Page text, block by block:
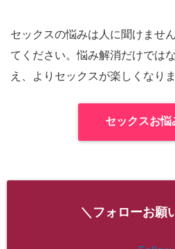
セックスの悩みは人に聞けませ
てください。悩み解消だけでは
え、よりセックスが楽しくなりま
セックスお悩
＼フォローお願